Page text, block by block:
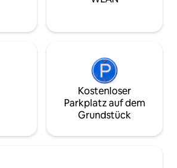
veranlassen, dass
die Nutzung der
sowie die Kosten
den
den Coworking-
Kostenloser
Parkplatz auf dem
Grundstück